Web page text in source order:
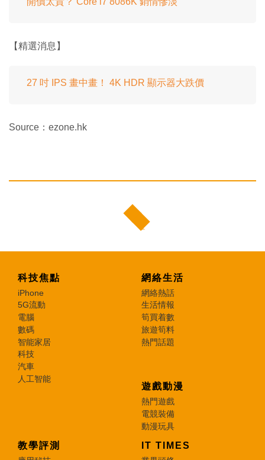
【精選消息】
27 吋 IPS 畫中畫！ 4K HDR 顯示器大跌價
Source：ezone.hk
科技焦點
iPhone
5G流動
電腦
數碼
智能家居
科技
汽車
人工智能
網絡生活
網絡熱話
生活情報
筍買着數
旅遊筍料
熱門話題
遊戲動漫
熱門遊戲
電競裝備
動漫玩具
教學評測 IT TIMES